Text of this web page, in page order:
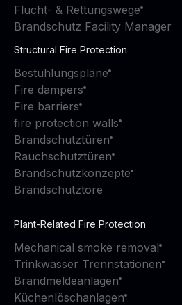
Flucht- & Rettungswege
Brandschutz Facility Manager
Structural Fire Protection
Bestuhlungspläne
Fire dampers
Fire barriers
fire protection walls
Brandschutztüren
Rauchschutztüren
Brandschutzkonzepte
Brandschutztore
Plant-Related Fire Protection
Mechanical smoke removal
Trinkwasser Trennstationen
Brandmeldeanlagen
Küchenlöschanlagen